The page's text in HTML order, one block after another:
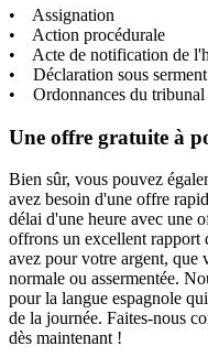
• Assignation
• Action procédurale
• Acte de notification de
• Déclaration sous serment
• Ordonnances du tribunal
Une offre gratuite à
Bien sûr, vous pouvez
avez besoin d'une offre
délai d'une heure avec une
offrons un excellent rapport
avez pour votre argent, que
normale ou assermentée.
pour la langue espagnole
de la journée. Faites-nous
dès maintenant !